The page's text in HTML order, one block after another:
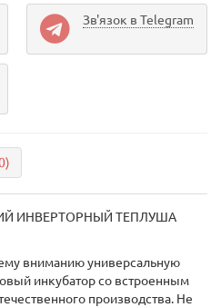
Зв'язок в Telegram
ИНВЕРТОРНЫЙ ТЕПЛУША
вниманию универсальную
инкубатор со встроенным
производства. Не